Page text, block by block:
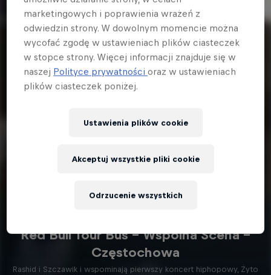
Red Bull Tour Bus – Wspólna Scena –
Częstochowa
Rashid i Szczawik i wspominają pierwszy koncert hiphopowy, Żyto
marketingowych i poprawienia wrażeń z
odwiedzin strony. W dowolnym momencie można
wycofać zgodę w ustawieniach plików ciasteczek
w stopce strony. Więcej informacji znajduje się w
naszej Polityce prywatnościoraz w ustawieniach
plików ciasteczek poniżej.
Ustawienia plików cookie
Odrzucenie wszystkich
Akceptuj wszystkie pliki cookie